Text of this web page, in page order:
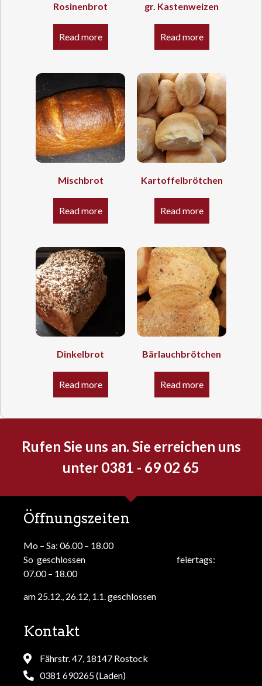
Rosinenbrot
Read more
gr. Kastenweizen
Read more
Mischbrot
Read more
Kartoffelbrötchen
Read more
Dinkelbrot
Read more
Bärlauchbrötchen
Read more
Rufen Sie uns an. Sie erreichen uns
unter 0381 - 69 02 65
Öffnungszeiten
Mo – Sa: 06.00 – 18.00
So geschlossen feiertags:
07.00 – 18.00
am 25.12., 26.12, 1.1. geschlossen
Kontakt
Fährstr. 47, 18147 Rostock
0381 690265 (Laden)